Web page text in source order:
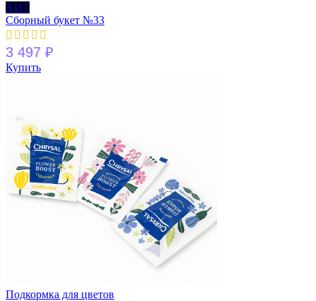
ХИТ
Сборный букет №33
3 497 ₽
Купить
Подкормка для цветов